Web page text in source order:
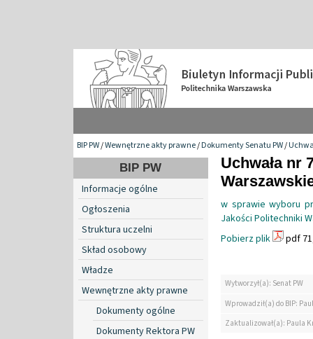
BIP PW/Wewnętrzne akty prawne/Dokumenty Senatu PW/
BIP PW
Informacje ogólne
Ogłoszenia
Struktura uczelni
Skład osobowy
Władze
Wewnętrzne akty prawne
Dokumenty ogólne
Dokumenty Rektora PW
Uchwała nr
w sprawie wyboru
Jakości Politechniki
Pobierz plik
pdf
Wytworzył(a): Senat PW
Wprowadził(a) do BIP:
Zaktualizował(a): Paula